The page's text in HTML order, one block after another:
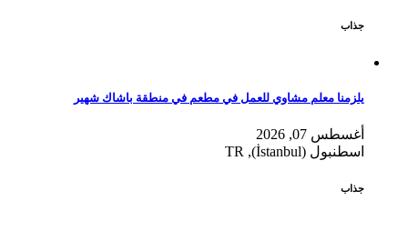
جذاب
يلزمنا معلم مشاوي للعمل في مطعم في منطقة باشاك شهير
أغسطس 07, 2026
اسطنبول (İstanbul), TR
جذاب